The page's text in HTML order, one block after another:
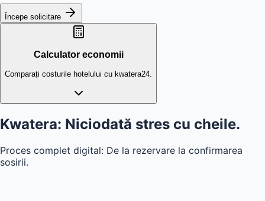
Începe solicitare
Calculator economii
Comparați costurile hotelului cu kwatera24.
Kwatera: Niciodată stres cu cheile.
Proces complet digital: De la rezervare la confirmarea
sosirii.